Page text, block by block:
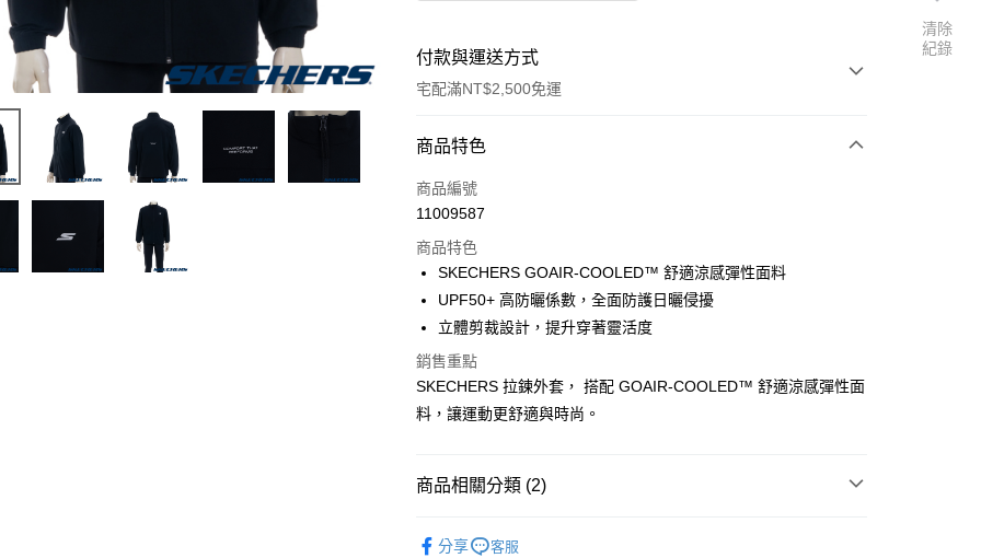
付款與運送方式
宅配滿NT$2,500免運
付款方式
信用卡一次付款
大哥付你分期
相關說明
1.本服務由台灣大哥大提供，台灣大哥大用戶可立即使用無須另外申請。
2.付款方式選擇「大哥付你分期」，訂單成立後會自動跳轉到大哥付的交易
流程，驗證手機門號後，選擇欲分期的期數、繳款截止日，確認付款後即
完成交易。
3.實際核准額度、可分期數及費用金額請依後續交易確認頁面所載為準。
【繳款方式說明】
2.透過簡訊連結打開帳單後，可選擇「超商條碼／台灣大直營門市／銀行轉
ATM付款
商品特色
商品編號
11009587
商品特色
SKECHERS GOAIR-COOLED™ 舒適涼感彈性面料
UPF50+ 高防曬係數，全面防護日曬侵擾
立體剪裁設計，提升穿著靈活度
銷售重點
SKECHERS 拉鍊外套， 搭配 GOAIR-COOLED™ 舒適涼感彈性面
料，讓運動更舒適與時尚。
商品相關分類 (2)
分享 客服
清除
紀錄